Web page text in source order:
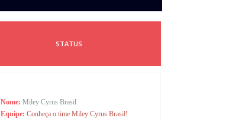
STATUS
Nome: Miley Cyrus Brasil
Equipe: Conheça o time Miley Cyrus Brasil!